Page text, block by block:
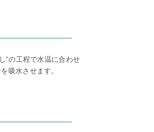
”の工程で水温に合わせ
吸水させます。